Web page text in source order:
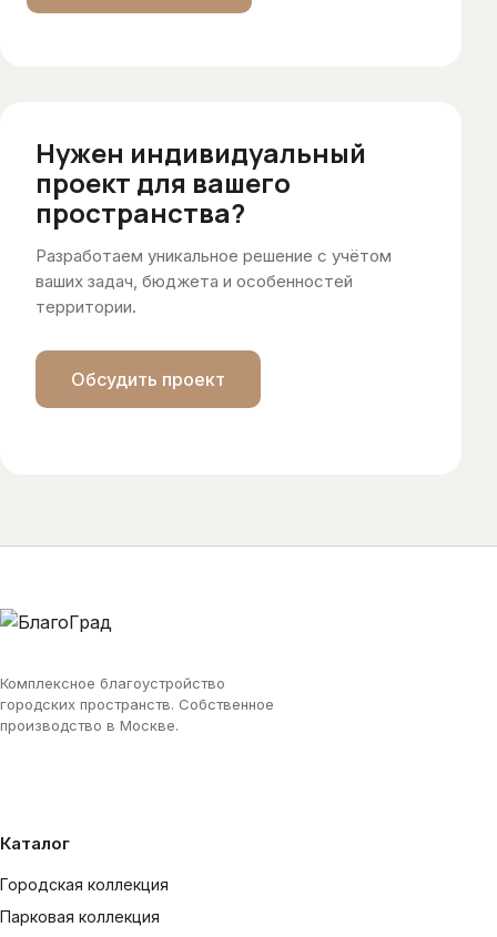
Нужен индивидуальный
проект для вашего
пространства?
Разработаем уникальное решение с учётом
ваших задач, бюджета и особенностей
территории.
Обсудить проект
Комплексное благоустройство
городских пространств. Собственное
производство в Москве.
Каталог
Городская коллекция
Парковая коллекция